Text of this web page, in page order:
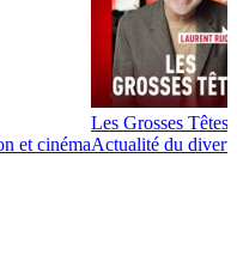
et cinéma
Les Grosses Têtes
Actualité du